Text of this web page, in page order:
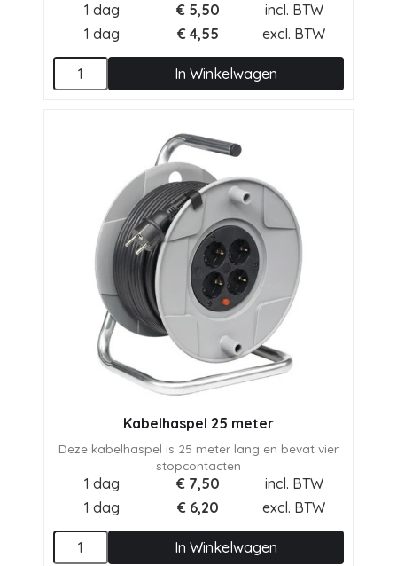
1 dag € 5,50
incl. BTW
1 dag
€ 4,55 excl. BTW
In Winkelwagen
Kabelhaspel 25 meter
Deze kabelhaspel is 25 meter lang en bevat vier
stopcontacten
1 dag € 7,50
incl. BTW
1 dag
€ 6,20 excl. BTW
In Winkelwagen